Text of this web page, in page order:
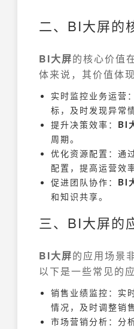
二、BI大屏的
BI大屏的核心价值
体来说，其价值体
实时监控业务运营
标，及时发现异常
提升决策效率： BI
周期。
优化资源配置：通
配置，提高运营效率
促进团队协作： BI
和知识共享。
三、BI大屏的
BI大屏的应用场景
以下是一些常见的
销售业绩监控：实
情况，及时调整销
市场营销分析：分